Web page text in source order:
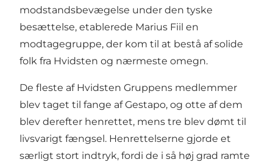
modstandsbevægelse under den tyske
besættelse, etablerede Marius Fiil en
modtagegruppe, der kom til at bestå af solide
folk fra Hvidsten og nærmeste omegn.
De fleste af Hvidsten Gruppens medlemmer
blev taget til fange af Gestapo, og otte af dem
blev derefter henrettet, mens tre blev dømt til
livsvarigt fængsel. Henrettelserne gjorde et
særligt stort indtryk, fordi de i så høj grad ramte